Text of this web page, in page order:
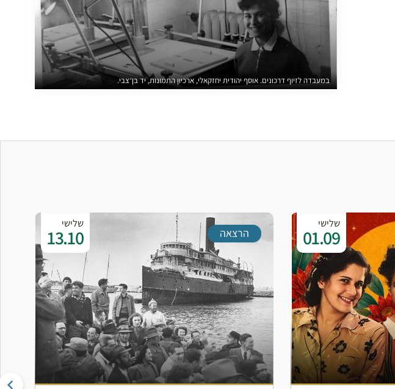
במעבדה לזיוף דרכונים. אוסף יהודית יחזקאלי, ארכיון התמונות, יד בן־צבי.
שלישי
01.09
שלישי
13.10 הרצאה